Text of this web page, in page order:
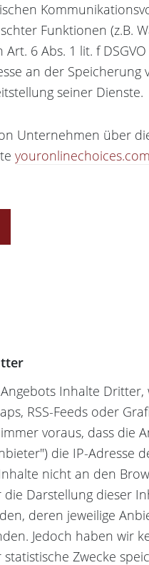
Funktionen (z.B.
6 Abs. 1 lit. f
an der Speicherung
seiner Dienste.
Unternehmen über
Inhalte Dritter,
RSS-Feeds oder
voraus, dass die
die IP-Adresse
nicht an den
Darstellung dieser
deren jeweilige
Jedoch haben wir
Zwecke